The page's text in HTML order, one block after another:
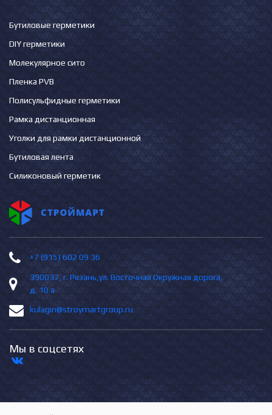
Бутиловые герметики
DIY герметики
Молекулярное сито
Пленка PVB
Полисульфидные герметики
Рамка дистанционная
Уголки для рамки дистанционной
Бутиловая лента
Силиконовый герметик
+7 (915) 602 09 36
390037, г. Рязань,ул. Восточная Окружная дорога,
д. 10 а
kulagin@stroymartgroup.ru
Мы в соцсетях